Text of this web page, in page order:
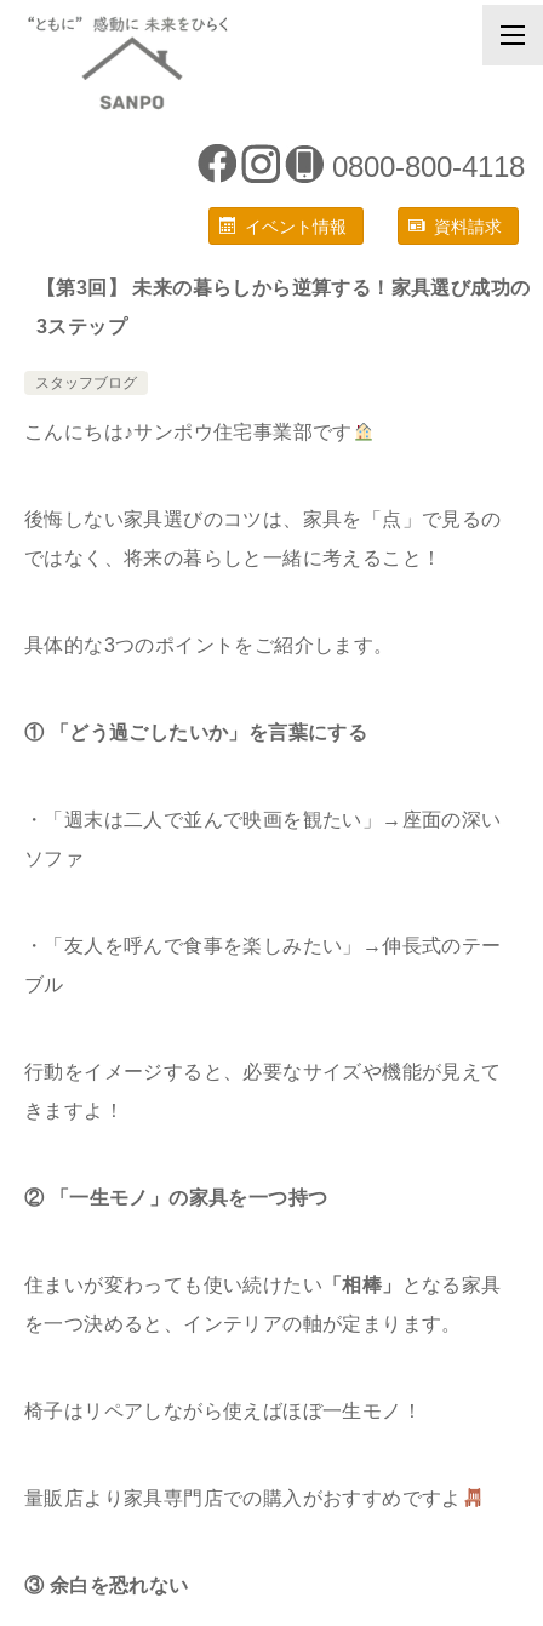
0800-800-4118
イベント情報 資料請求
【第3回】 未来の暮らしから逆算する！家具選び成功の
3ステップ
スタッフブログ
こんにちは♪サンポウ住宅事業部です
後悔しない家具選びのコツは、家具を「点」で見るの
ではなく、将来の暮らしと一緒に考えること！
具体的な3つのポイントをご紹介します。
① 「どう過ごしたいか」を言葉にする
・「週末は二人で並んで映画を観たい」→座面の深い
ソファ
・「友人を呼んで食事を楽しみたい」→伸長式のテー
ブル
行動をイメージすると、必要なサイズや機能が見えて
きますよ！
② 「一生モノ」の家具を一つ持つ
住まいが変わっても使い続けたい 「相棒」
となる家具
を一つ決めると、インテリアの軸が定まります。
椅子はリペアしながら使えばほぼ一生モノ！
量販店より家具専門店での購入がおすすめですよ
③ 余白を恐れない